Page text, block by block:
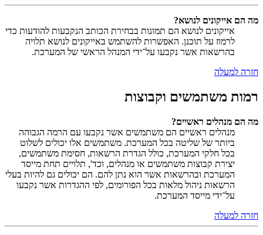
מה הם אייקונים לנושא?
אייקונים לנושא הם תמונות בבחירת הכותב הנקבעות להודעות כדי
לרמוז על תוכנן. האפשרות להשתמש באייקונים לנושא תלויה
בהרשאות אשר נקבעו על־ידי המנהל הראשי של המערכת.
חזרה למעלה
רמות משתמשים וקבוצות
מה הם מנהלים ראשיים?
מנהלים ראשיים הם משתמשים אשר נקבעו עם הרמה הגבוהה
ביותר של שליטה בכל המערכת. משתמשים אלו יכולים לשלוט
בכל חלקי המערכת, כולל הגדרת הרשאות, חסימת משתמשים,
יצירת קבוצות משתמשים או מנהלים, וכד', תלויים תחת מייסד
המערכת ובהרשאות אשר הוא נתן להם. הם יכולים גם להיות בעלי
הרשאות ניהול מלאות בכל הפורומים, לפי ההגדרות אשר נקבעו
על־ידי מייסד המערכת.
חזרה למעלה